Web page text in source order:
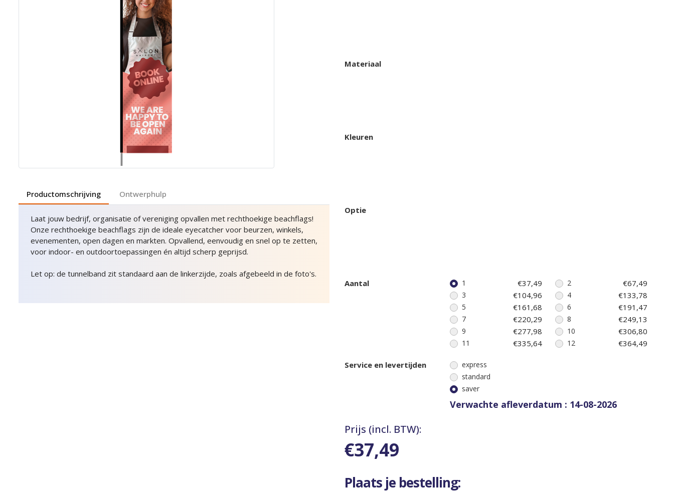
Productomschrijving Ontwerphulp
Laat jouw bedrijf, organisatie of vereniging opvallen met rechthoekige beachflags!
Onze rechthoekige beachflags zijn de ideale eyecatcher voor beurzen, winkels,
evenementen, open dagen en markten. Opvallend, eenvoudig en snel op te zetten,
voor indoor- en outdoortoepassingen én altijd scherp geprijsd.
Let op: de tunnelband zit standaard aan de linkerzijde, zoals afgebeeld in de foto's.
Materiaal
Kleuren
Optie
Aantal 1 €37,49 2 €67,49
3 €104,96 4 €133,78
5 €161,68 6 €191,47
7 €220,29 8 €249,13
9 €277,98 10 €306,80
11 €335,64 12 €364,49
15
17
19
21 €624,01 22
Service en levertijden
express
standard
saver
Verwachte afleverdatum : 14-08-2026
Prijs (incl. BTW):
€37,49
Plaats je bestelling: